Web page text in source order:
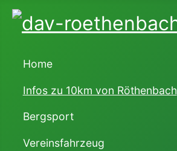
Home
Infos zu 10km von Röthenbach
Bergsport
Vereinsfahrzeug